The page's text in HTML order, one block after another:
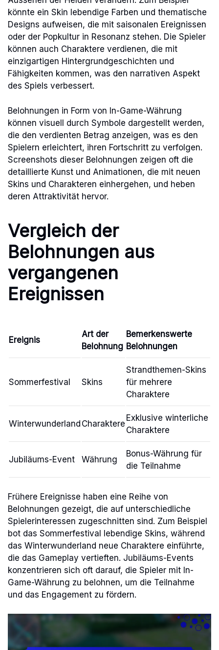
könnte ein Skin lebendige Farben und thematische
Designs aufweisen, die mit saisonalen Ereignissen
oder der Popkultur in Resonanz stehen. Die Spieler
können auch Charaktere verdienen, die mit
einzigartigen Hintergrundgeschichten und
Fähigkeiten kommen, was den narrativen Aspekt
des Spiels verbessert.
Belohnungen in Form von In-Game-Währung
können visuell durch Symbole dargestellt werden,
die den verdienten Betrag anzeigen, was es den
Spielern erleichtert, ihren Fortschritt zu verfolgen.
Screenshots dieser Belohnungen zeigen oft die
detaillierte Kunst und Animationen, die mit neuen
Skins und Charakteren einhergehen, und heben
deren Attraktivität hervor.
Vergleich der
Belohnungen aus
vergangenen
Ereignissen
Ereignis
Art der
Belohnung
Bemerkenswerte
Belohnungen
Sommerfestival Skins
Strandthemen-Skins
für mehrere
Charaktere
Winterwunderland Charaktere
Exklusive winterliche
Charaktere
Jubiläums-Event Währung
Bonus-Währung für
die Teilnahme
Frühere Ereignisse haben eine Reihe von
Belohnungen gezeigt, die auf unterschiedliche
Spielerinteressen zugeschnitten sind. Zum Beispiel
bot das Sommerfestival lebendige Skins, während
das Winterwunderland neue Charaktere einführte,
die das Gameplay vertieften. Jubiläums-Events
konzentrieren sich oft darauf, die Spieler mit In-
Game-Währung zu belohnen, um die Teilnahme
und das Engagement zu fördern.